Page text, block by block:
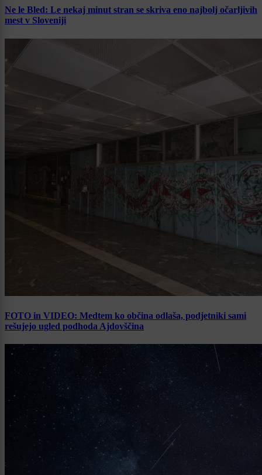
Ne le Bled: Le nekaj minut stran se skriva eno najbolj očarljivih
mest v Sloveniji
FOTO in VIDEO: Medtem ko občina odlaša, podjetniki sami
rešujejo ugled podhoda Ajdovščina